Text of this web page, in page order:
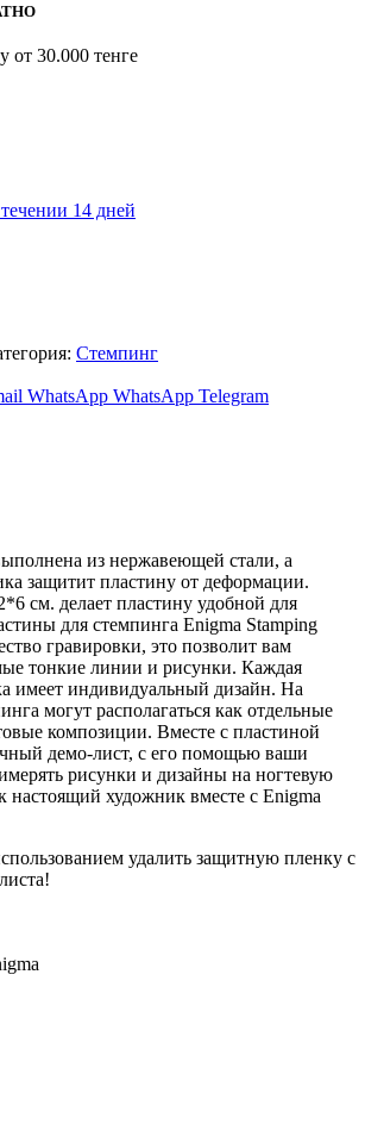
от 30.000 тенге
14 дней
Стемпинг
WhatsApp WhatsApp Telegram
из нержавеющей стали, а
защитит пластину от деформации.
см. делает пластину удобной для
для стемпинга Enigma Stamping
гравировки, это позволит вам
тонкие линии и рисунки. Каждая
имеет индивидуальный дизайн. На
могут располагаться как отдельные
композиции. Вместе с пластиной
демо-лист, с его помощью ваши
рисунки и дизайны на ногтевую
настоящий художник вместе с Enigma
удалить защитную пленку c